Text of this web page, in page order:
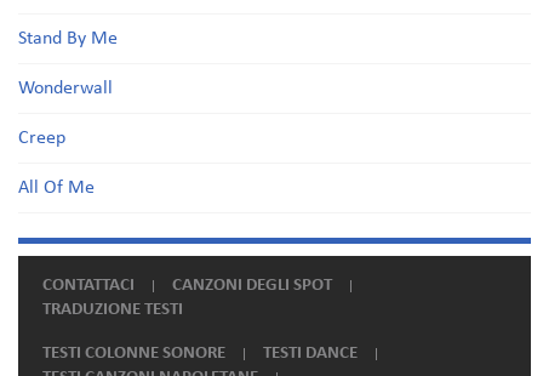
Stand By Me
Wonderwall
Creep
All Of Me
CONTATTACI
CANZONI DEGLI SPOT
TRADUZIONE TESTI
TESTI COLONNE SONORE
TESTI DANCE